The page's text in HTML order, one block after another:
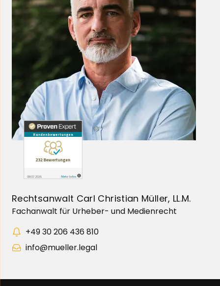
Rechtsanwalt Carl Christian Müller, LL.M.
Fachanwalt für Urheber- und Medienrecht
+49 30 206 436 810
info@mueller.legal